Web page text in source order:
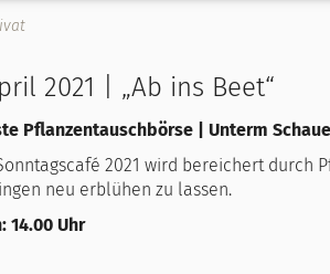
2021 | „Ab ins Beet“
Pflanzentauschbörse | Unterm
2021 wird bereichert durch
neu erblühen zu lassen.
14.00 Uhr